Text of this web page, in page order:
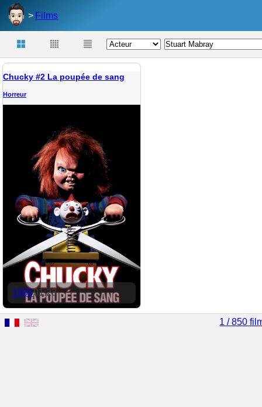
Films
Chucky #2 La poupée de sang
Horreur
199001:23
1 / 850